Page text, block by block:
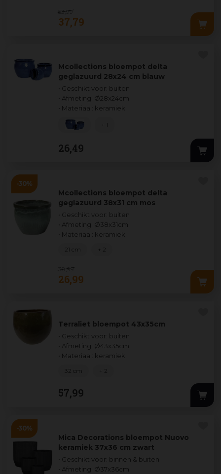
53 99
37,79
Mcollections bloempot delta
geglazuurd 28x24 cm blauw
• Geschikt voor: buiten
• Afmeting: Ø28x24cm
• Materiaal: keramiek
26,49
+ 1
Mcollections bloempot delta
geglazuurd 38x31 cm mos
• Geschikt voor: buiten
• Afmeting: Ø38x31cm
• Materiaal: keramiek
38 99
26,99
21 cm + 2
Terraliet bloempot 43x35cm
• Geschikt voor: buiten
• Afmeting: Ø43x35cm
• Materiaal: keramiek
57,99
32 cm + 2
Mica Decorations bloempot Nuovo
keramiek 37x36 cm zwart
• Geschikt voor: binnen & buiten
• Afmeting: Ø37x36cm